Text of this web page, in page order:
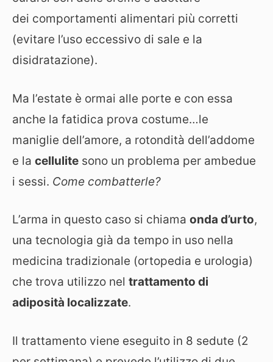
dei comportamenti alimentari più corretti
(evitare l’uso eccessivo di sale e la
disidratazione).
Ma l’estate è ormai alle porte e con essa
anche la fatidica prova costume…le
maniglie dell’amore, a rotondità dell’addome
e la cellulite sono un problema per ambedue
i sessi. Come combatterle?
L’arma in questo caso si chiama onda d’urto,
una tecnologia già da tempo in uso nella
medicina tradizionale (ortopedia e urologia)
che trova utilizzo nel trattamento di
adiposità localizzate.
Il trattamento viene eseguito in 8 sedute (2